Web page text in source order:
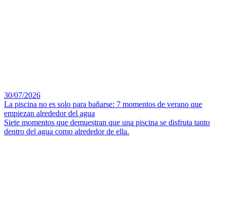
30/07/2026
La piscina no es solo para bañarse: 7 momentos de verano que
empiezan alrededor del agua
Siete momentos que demuestran que una piscina se disfruta tanto
dentro del agua como alrededor de ella.